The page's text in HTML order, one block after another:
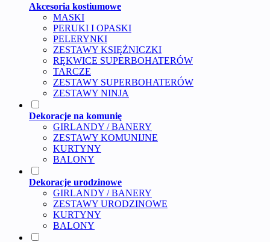
Akcesoria kostiumowe
MASKI
PERUKI I OPASKI
PELERYNKI
ZESTAWY KSIĘŻNICZKI
RĘKWICE SUPERBOHATERÓW
TARCZE
ZESTAWY SUPERBOHATERÓW
ZESTAWY NINJA
Dekoracje na komunię
GIRLANDY / BANERY
ZESTAWY KOMUNIJNE
KURTYNY
BALONY
Dekoracje urodzinowe
GIRLANDY / BANERY
ZESTAWY URODZINOWE
KURTYNY
BALONY